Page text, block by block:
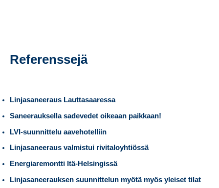
Referenssejä
Linjasaneeraus Lauttasaaressa
Saneerauksella sadevedet oikeaan paikkaan!
LVI-suunnittelu aavehotelliin
Linjasaneeraus valmistui rivitaloyhtiössä
Energiaremontti Itä-Helsingissä
Linjasaneerauksen suunnittelun myötä myös yleiset tilat